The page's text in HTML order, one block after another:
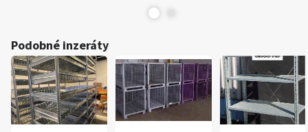
Podobné inzeráty